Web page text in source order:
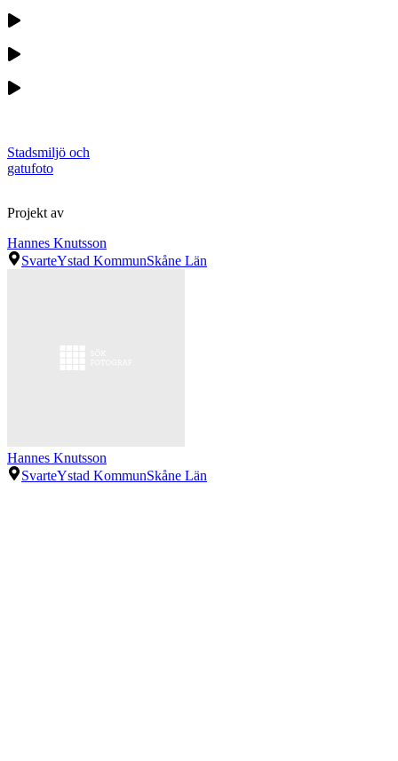
Stadsmiljö och
gatufoto
Projekt av
Hannes Knutsson
SvarteYstad KommunSkåne Län
Hannes Knutsson
SvarteYstad KommunSkåne Län